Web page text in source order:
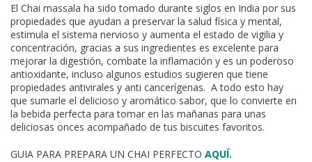
El Chai massala ha sido tomado durante siglos en India por sus
propiedades que ayudan a preservar la salud física y mental,
estimula el sistema nervioso y aumenta el estado de vigilia y
concentración, gracias a sus ingredientes es excelente para
mejorar la digestión, combate la inflamación y es un poderoso
antioxidante, incluso algunos estudios sugieren que tiene
propiedades antivirales y anti cancerígenas. A todo esto hay
que sumarle el delicioso y aromático sabor, que lo convierte en
la bebida perfecta para tomar en las mañanas para unas
deliciosas onces acompañado de tus biscuites favoritos.
GUIA PARA PREPARA UN CHAI PERFECTO AQUÍ.